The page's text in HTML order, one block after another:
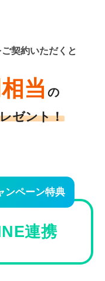
契約いただくと
当 の
ゼント！
ンペーン特典
連携